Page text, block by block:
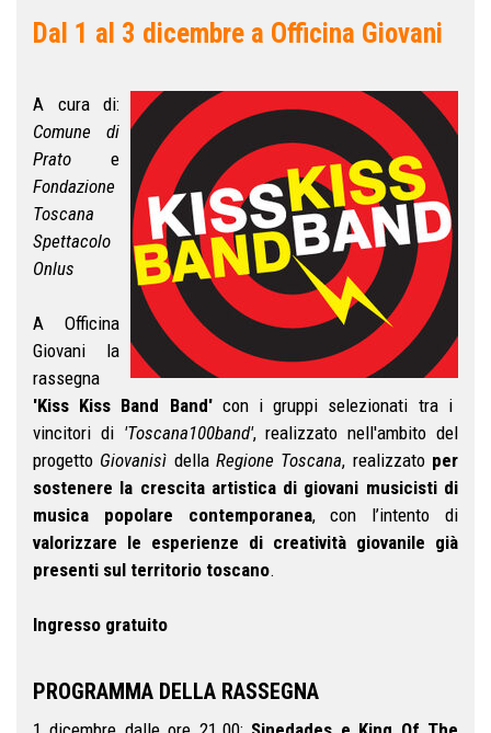
Dal 1 al 3 dicembre a Officina Giovani
A cura di:
Comune di
Prato e
Fondazione
Toscana
Spettacolo
Onlus
A Officina
Giovani la
rassegna
'Kiss Kiss Band Band'con i gruppi selezionati tra i
vincitori di 'Toscana100band', realizzato nell'ambito del
progetto Giovanisì dellaRegione Toscana, realizzato per
sostenere la crescita artistica di giovani musicisti di
musica popolare contemporanea, con l’intento di
valorizzare le esperienze di creatività giovanile già
presenti sul territorio toscano.
Ingresso gratuito
PROGRAMMA DELLA RASSEGNA